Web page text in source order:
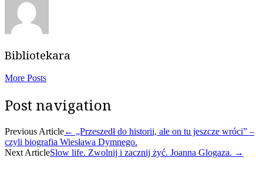
Bibliotekara
More Posts
Post navigation
Previous Article← „Przeszedł do historii, ale on tu jeszcze wróci” –
czyli biografia Wiesława Dymnego.
Next ArticleSlow life. Zwolnij i zacznij żyć. Joanna Glogaza. →